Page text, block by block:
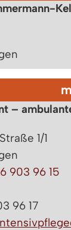
–
1/1
903 96 15
96 17